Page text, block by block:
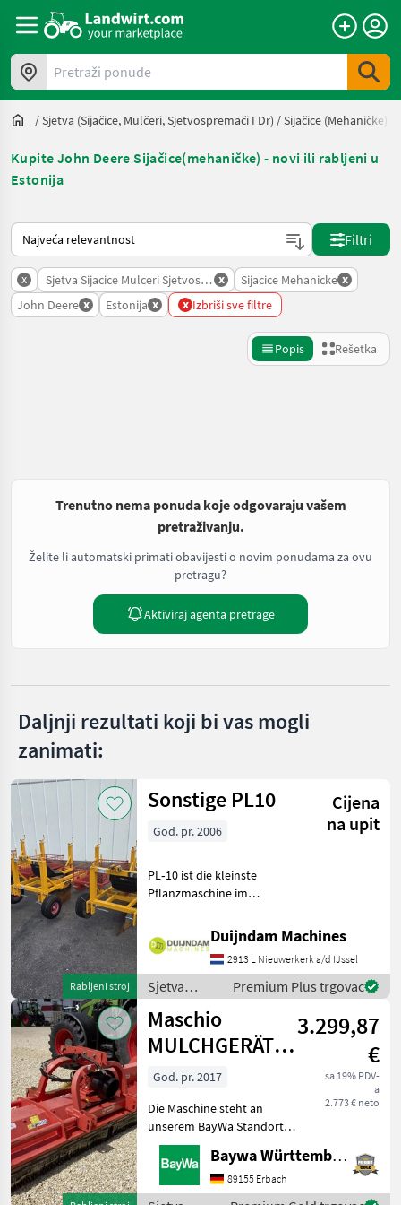
Pretraži ponude
/Sjetva (sijačice, Mulčeri, Sjetvospremači I Dr) /Sijačice (mehaničke)
Kupite John Deere Sijačice(mehaničke) - novi ili rabljeni u
Estonija
Tako se sortira na Landwirt.com
Filtri
x Sjetva Sijacice Mulceri Sjetvospremaci I Dr
x Sijacice Mehanicke x
John Deere x Estonija x x Izbriši sve filtre
Popis Rešetka
Trenutno nema ponuda koje odgovaraju vašem
pretraživanju.
Želite li automatski primati obavijesti o novim ponudama za ovu
pretragu?
Aktiviraj agenta pretrage
Daljnji rezultati koji bi vas mogli
zanimati:
Rabljeni stroj
Sonstige PL10
Cijena
na upit
God. pr. 2006
PL‑10 ist die kleinste
Pflanzmaschine im
entwickelt zum Pflanzen
von Unterlagen,
Jungpflanzen, Koniferen
und ähnlichen
PflanztypenMit Drei
Duijndam Machines
2913 L Nieuwerkerk a/d IJssel
Sjetva
(sijačice,
mulčeri,
sjetvospremači
i dr) /
Sonstige
Premium Plus trgovac
Maschio
MULCHGERÄT
BISONTE 280
"AB"
3.299,87
€
sa 19% PDV-
a
2.773 € neto
God. pr. 2017
Die Maschine steht an
unserem BayWa Standort in
DE-73527 Herlikofen.Gerne
steht Ihnen Herr Rössler
unter Tel.: 0151 1610 3908
für Ihre Anfrage zur
Baywa Württemberg
89155 Erbach